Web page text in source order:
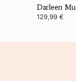
Darleen
129,99 €